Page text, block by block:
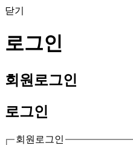
닫기
로그인
회원 로그인
로그인
회원로그인